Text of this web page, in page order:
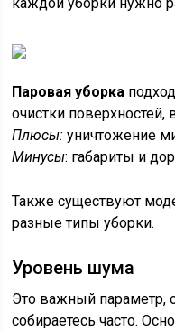
Паровая уборка
очистки
Плюсы: уничтожение
Минусы: габариты и
Также существуют
разные типы уборки.
Уровень шума
Это важный параметр,
собираетесь часто.